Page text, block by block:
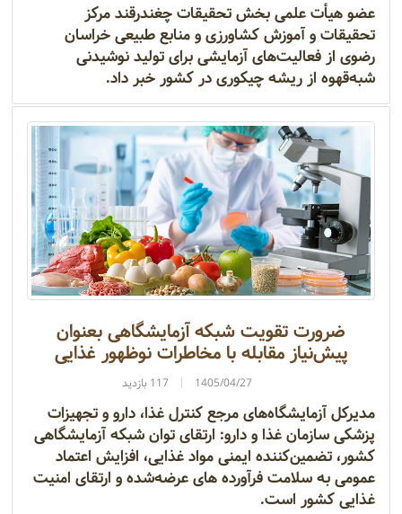
عضو هیأت علمی بخش تحقیقات چغندرقند مرکز
تحقیقات و آموزش کشاورزی و منابع طبیعی خراسان
رضوی از فعالیت‌های آزمایشی برای تولید نوشیدنی
شبه‌قهوه از ریشه چیکوری در کشور خبر داد.
ضرورت تقویت شبکه آزمایشگاهی بعنوان
پیش‌نیاز مقابله با مخاطرات نوظهور غذایی
1405/04/27 117 بازدید
مدیرکل آزمایشگاه‌های مرجع کنترل غذا، دارو و تجهیزات
پزشکی سازمان غذا و دارو: ارتقای توان شبکه آزمایشگاهی
کشور، تضمین‌کننده ایمنی مواد غذایی، افزایش اعتماد
عمومی به سلامت فرآورده های عرضه‌شده و ارتقای امنیت
غذایی کشور است.